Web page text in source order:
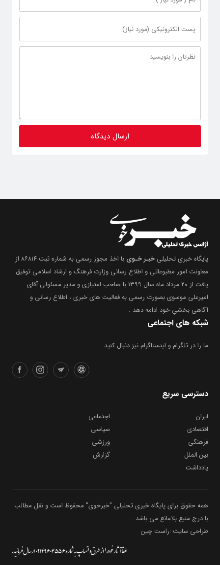
پایگاه خبری تحلیلی خبـر خـوی
با اخذ مجوز رسمی به شماره ثبت ۸۶۸۱۴ از
معاونت امور مطبوعاتی و اطلاع رسانی وزارت فرهنگ و ارشاد اسلامی توفیق
یافت از ۲۰ مرداد ماه سال ۱۳۹۹ با صاحب امتیازی و مدیر مسئولی آقای
امیرعلی موسوی بصورت رسمی به فعالیت های خبری ، اطلاع رسانی و
آگاهی بخشیِ خود ادامه دهد .
شبکه های اجتماعی
ما را در تلگرام و اینستاگرام نیز دنبال کنید
دسترسی سریع
ایران
اجتماعی
اقتصادی
سیاسی
فرهنگی
ورزشی
بین الملل
گزارش
یادداشت
همه حقوق برای پایگاه خبری تحلیلی "خبرخوی" محفوظ است و نقل مطالب
با درج منبع بلامانع می باشد .
طراحی سایت :راست چین